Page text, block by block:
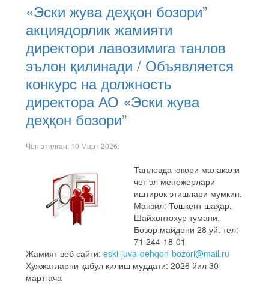
«Эски жува деҳқон бозори”
акциядорлик жамияти
директори лавозимига танлов
эълон қилинади / Объявляется
конкурс на должность
директора АО «Эски жува
деҳқон бозори”
Чоп этилган: 10 Март 2026
Танловда юқори малакали
чет эл менежерлари
иштирок этишлари мумкин.
Манзил: Тошкент шаҳар,
Шайхонтохур тумани,
Бозор майдони 28 уй. тел:
71 244-18-01
Жамият веб сайти: eski-juva-dehqon-bozori@mail.ru
Ҳужжатларни қабул қилиш муддати: 2026 йил 30
мартгача